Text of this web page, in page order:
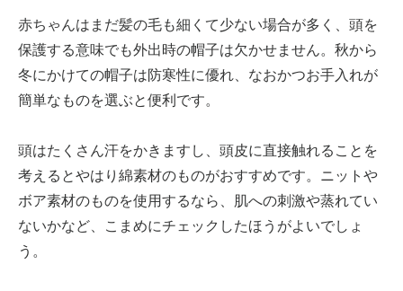
赤ちゃんはまだ髪の毛も細くて少ない場合が多く、頭を
保護する意味でも外出時の帽子は欠かせません。秋から
冬にかけての帽子は防寒性に優れ、なおかつお手入れが
簡単なものを選ぶと便利です。
頭はたくさん汗をかきますし、頭皮に直接触れることを
考えるとやはり綿素材のものがおすすめです。ニットや
ボア素材のものを使用するなら、肌への刺激や蒸れてい
ないかなど、こまめにチェックしたほうがよいでしょ
う。